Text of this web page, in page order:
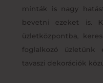
minták is nagy
bevetni ezeket is.
üzletközpontba,
foglalkozó üzletünk
tavaszi dekorációk